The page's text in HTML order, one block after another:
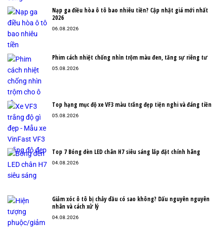
Nạp ga điều hòa ô tô bao nhiêu tiền? Cập nhật giá mới nhất
2026
06.08.2026
Phim cách nhiệt chống nhìn trộm màu đen, tăng sự riêng tư
05.08.2026
Top hạng mục độ xe VF3 màu trắng đẹp tiện nghi và đáng tiền
05.08.2026
Top 7 Bóng đèn LED chân H7 siêu sáng lắp đặt chính hãng
04.08.2026
Giảm xóc ô tô bị chảy dầu có sao không? Dấu nguyên nguyên
nhân và cách xử lý
04.08.2026